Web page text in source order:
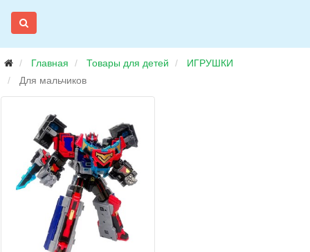
Главная Товары для детей
ИГРУШКИ
Для мальчиков